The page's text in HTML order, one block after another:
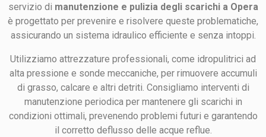
servizio di manutenzione e pulizia degli scarichi a Opera
è progettato per prevenire e risolvere queste problematiche,
assicurando un sistema idraulico efficiente e senza intoppi.
Utilizziamo attrezzature professionali, come idropulitrici ad
alta pressione e sonde meccaniche, per rimuovere accumuli
di grasso, calcare e altri detriti. Consigliamo interventi di
manutenzione periodica per mantenere gli scarichi in
condizioni ottimali, prevenendo problemi futuri e garantendo
il corretto deflusso delle acque reflue.